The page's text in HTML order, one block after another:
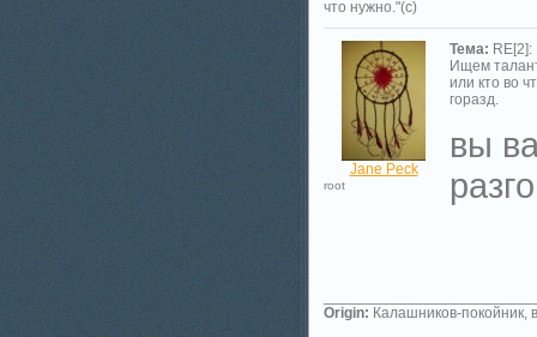
что нужно."(с)
Jane Peck
root
Тема: RE[2]:
Ищем
или кто во
горазд.
вы
Origin: Калашников-покойник,